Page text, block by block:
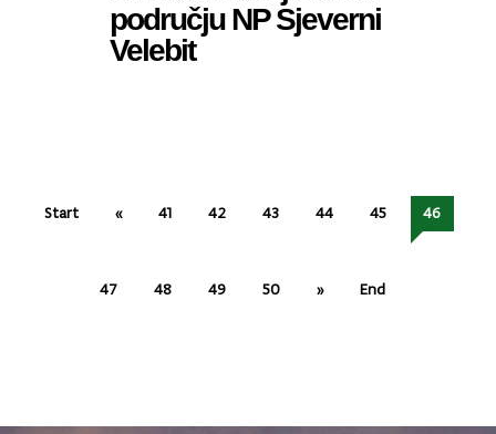
području NP Sjeverni
Velebit
Start « 41 42 43 44 45 46
47 48 49 50 » End